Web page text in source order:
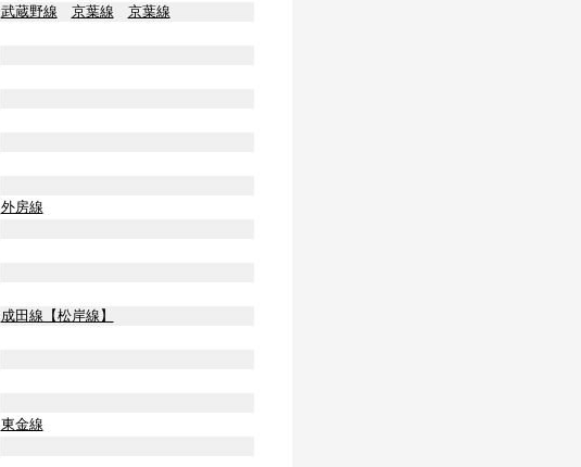
武蔵野線 京葉線
京葉線
外房線
成田線【松岸線】
東金線